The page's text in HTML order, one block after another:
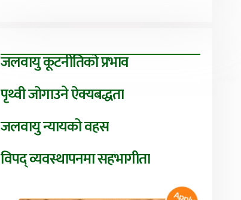
जलवायु कूटनीतिको प्रभाव
पृथ्वी जोगाउने ऐक्यबद्धता
जलवायु न्यायको वहस
विपद् व्यवस्थापनमा सहभागीता